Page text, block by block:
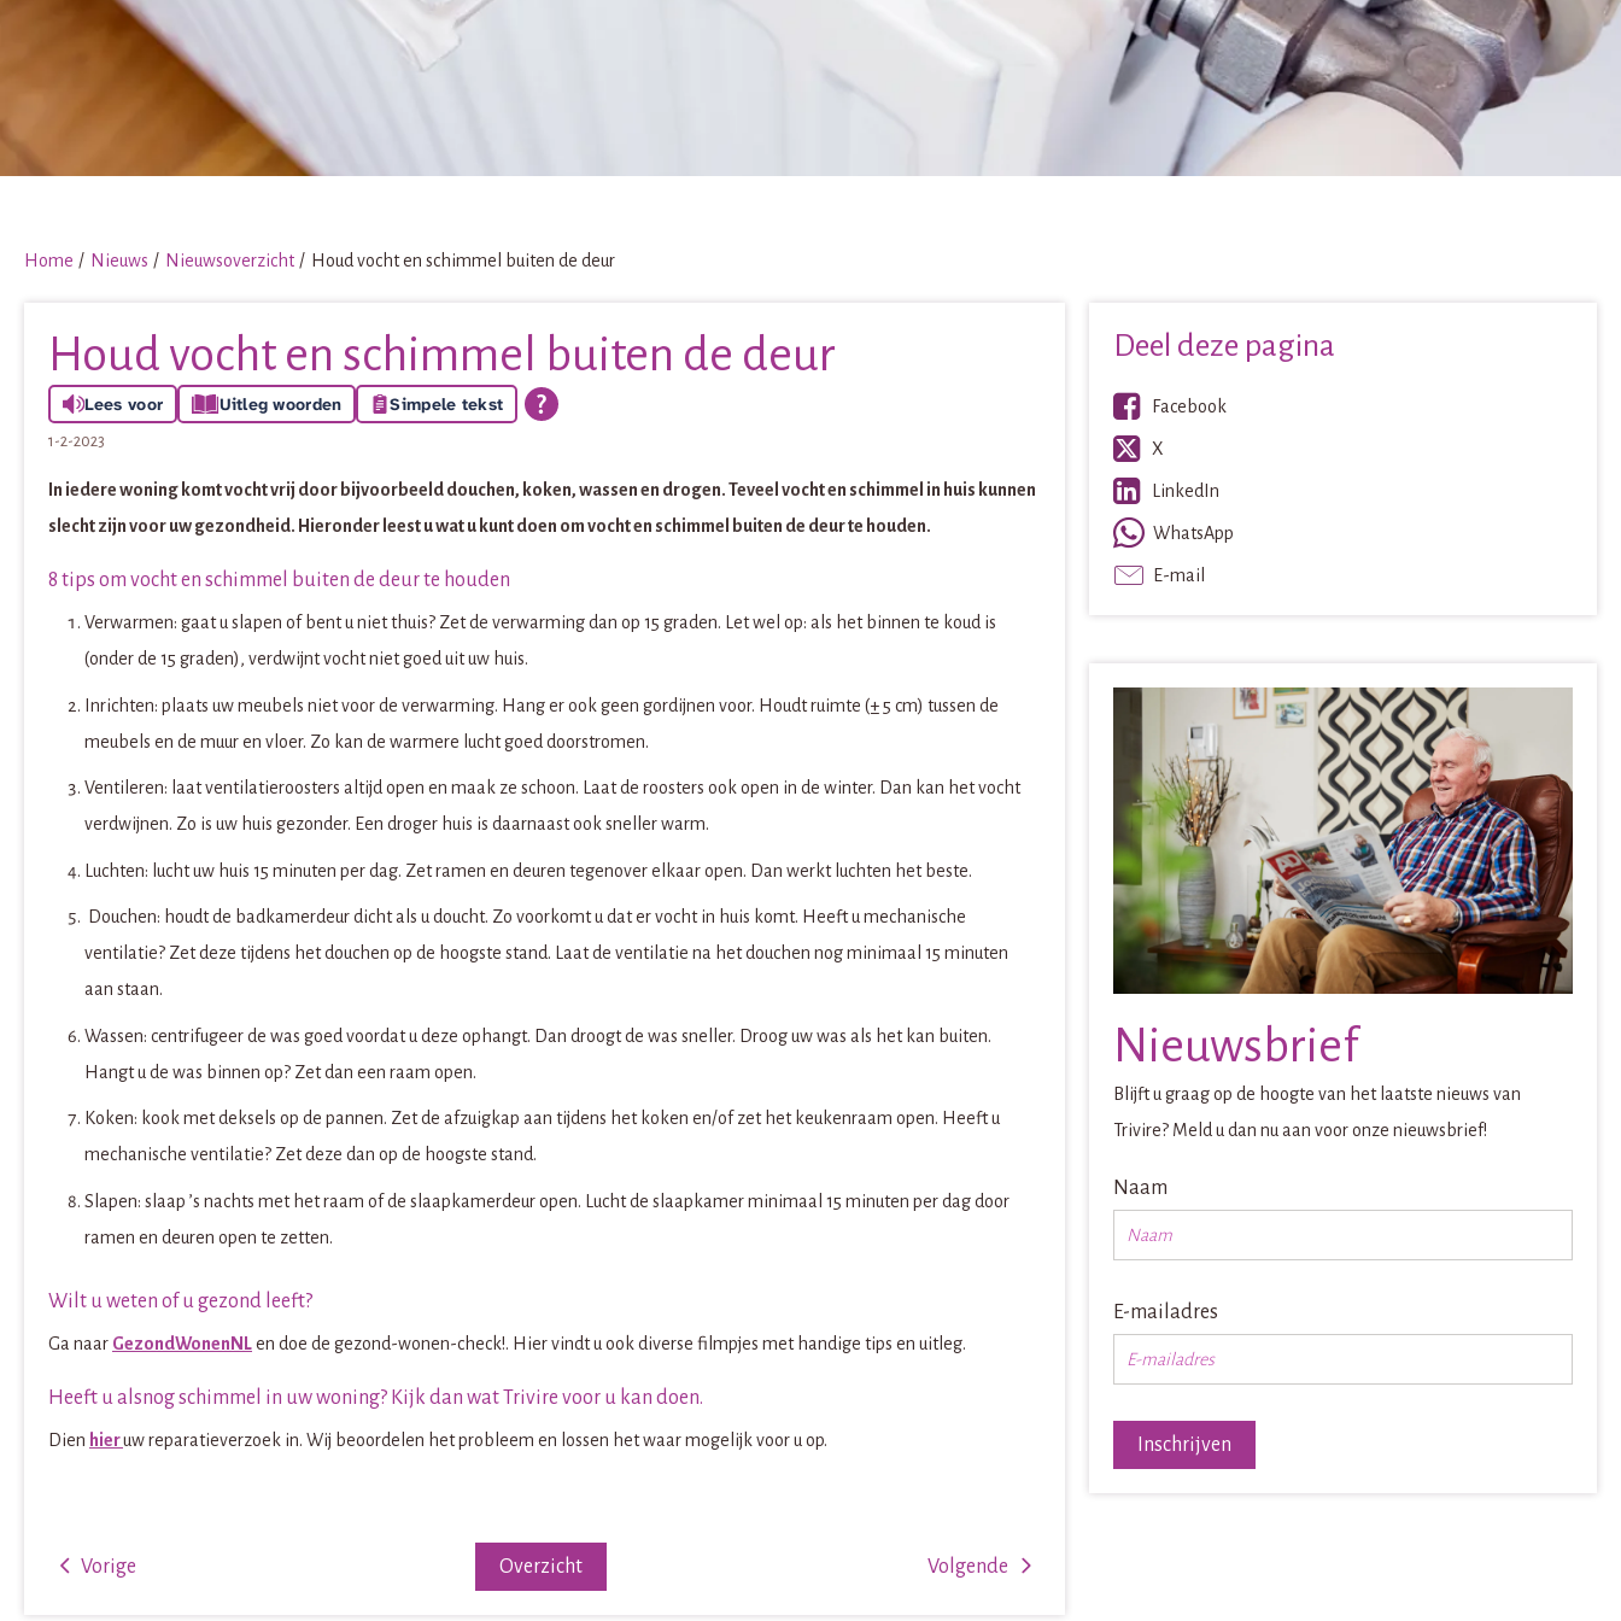
Home Nieuws Nieuwsoverzicht Houd vocht en schimmel buiten de deur
Houd vocht en schimmel buiten de deur
Lees voor Uitleg woorden Simpele tekst
1-2-2023
In iedere woning komt vocht vrij door bijvoorbeeld douchen, koken, wassen en drogen. Teveel vocht en schimmel in huis kunnen
slecht zijn voor uw gezondheid. Hieronder leest u wat u kunt doen om vocht en schimmel buiten de deur te houden.
8 tips om vocht en schimmel buiten de deur te houden
Verwarmen: gaat u slapen of bent u niet thuis? Zet de verwarming dan op 15 graden. Let wel op: als het binnen te koud is
(onder de 15 graden), verdwijnt vocht niet goed uit uw huis.
Inrichten: plaats uw meubels niet voor de verwarming. Hang er ook geen gordijnen voor. Houdt ruimte (± 5 cm) tussen de
meubels en de muur en vloer. Zo kan de warmere lucht goed doorstromen.
Ventileren: laat ventilatieroosters altijd open en maak ze schoon. Laat de roosters ook open in de winter. Dan kan het vocht
verdwijnen. Zo is uw huis gezonder. Een droger huis is daarnaast ook sneller warm.
Luchten: lucht uw huis 15 minuten per dag. Zet ramen en deuren tegenover elkaar open. Dan werkt luchten het beste.
Douchen: houdt de badkamerdeur dicht als u doucht. Zo voorkomt u dat er vocht in huis komt. Heeft u mechanische
ventilatie? Zet deze tijdens het douchen op de hoogste stand. Laat de ventilatie na het douchen nog minimaal 15 minuten
aan staan.
Wassen: centrifugeer de was goed voordat u deze ophangt. Dan droogt de was sneller. Droog uw was als het kan buiten.
Hangt u de was binnen op? Zet dan een raam open.
Koken: kook met deksels op de pannen. Zet de afzuigkap aan tijdens het koken en/of zet het keukenraam open. Heeft u
mechanische ventilatie? Zet deze dan op de hoogste stand.
Slapen: slaap ’s nachts met het raam of de slaapkamerdeur open. Lucht de slaapkamer minimaal 15 minuten per dag door
ramen en deuren open te zetten.
Wilt u weten of u gezond leeft?
Ga naar GezondWonenNLen doe de gezond-wonen-check!. Hier vindt u ook diverse filmpjes met handige tips en uitleg.
Heeft u alsnog schimmel in uw woning? Kijk dan wat Trivire voor u kan doen.
Dien hieruw reparatieverzoek in. Wij beoordelen het probleem en lossen het waar mogelijk voor u op.
Volgende
Overzicht
Vorige
Deel deze pagina
Facebook
X
LinkedIn
WhatsApp
E-mail
Nieuwsbrief
Blijft u graag op de hoogte van het laatste nieuws van
Trivire? Meld u dan nu aan voor onze nieuwsbrief!
Naam
E-mailadres
Inschrijven